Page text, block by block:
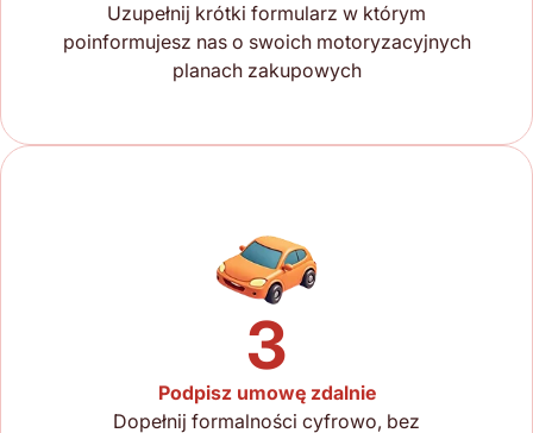
Uzupełnij krótki formularz w którym
poinformujesz nas o swoich motoryzacyjnych
planach zakupowych
3
Podpisz umowę zdalnie
Dopełnij formalności cyfrowo, bez